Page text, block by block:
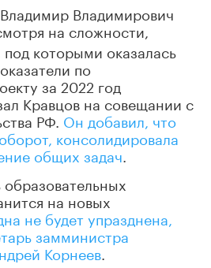
Владимирович
на сложности,
которыми оказалась
по
за 2022 год
Кравцов на совещании с
РФ.Он добавил, что
консолидировала
общих задач
на новых
не будет упразднена,
замминистра
Корнеев